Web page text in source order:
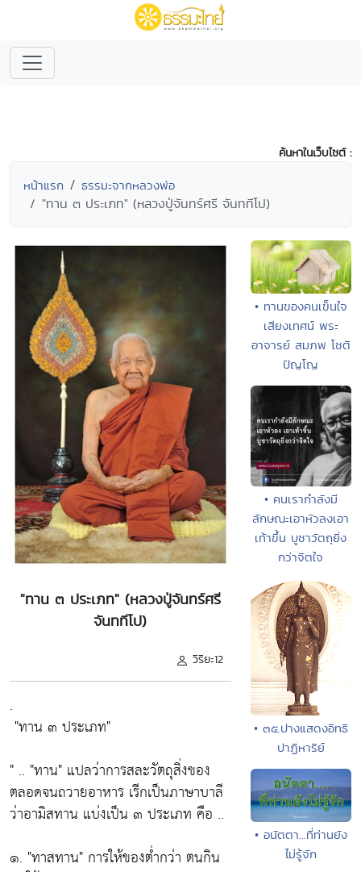
ค้นหาในเว็บไซต์ :
หน้าแรก ธรรมะจากหลวงพ่อ
"ทาน ๓ ประเภท" (หลวงปู่จันทร์ศรี จันททีโป)
"ทาน ๓ ประเภท" (หลวงปู่จันทร์ศรี
จันททีโป)
วิริยะ12
.
"ทาน ๓ ประเภท"
" .. "ทาน" แปลว่าการสละวัตถุสิ่งของ
ตลอดจนถวายอาหาร เรีกเป็นภาษาบาลี
ว่าอามิสทาน แบ่งเป็น ๓ ประเภท คือ ..
๑. "ทาสทาน" การให้ของต่ำกว่า ตนกิน
• ทานของคนเข็นใจ
เสียงเทศน์ พระ
อาจารย์ สมภพ โชติ
ปัญโญ
• คนเรากำลังมี
ลักษณะเอาหัวลงเอา
เท้าขึ้น บูชาวัตถุยิ่ง
กว่าจิตใจ
• ๓๕.ปางแสดงอิทธิ
ปาฏิหาริย์
• อนัตตา...ที่ท่านยัง
ไม่รู้จัก